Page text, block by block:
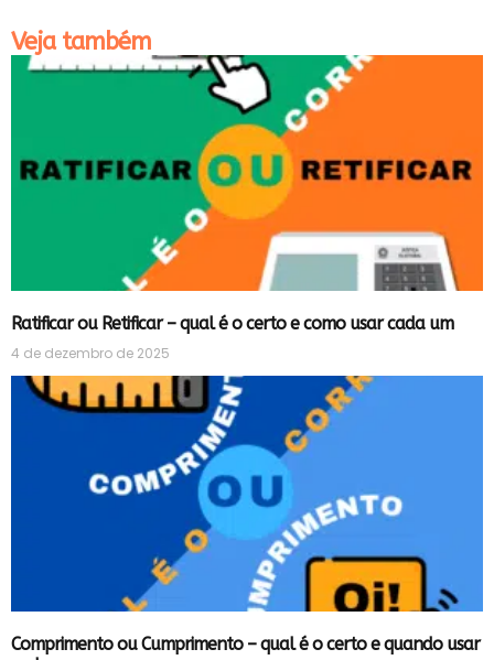
Veja também
Ratificar ou Retificar – qual é o certo e como usar cada um
4 de dezembro de 2025
Comprimento ou Cumprimento – qual é o certo e quando usar